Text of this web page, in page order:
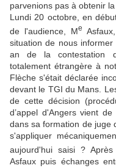
parvenions pas à obtenir
Lundi 20 octobre, en
de l'audience, Me
situation de nous
an de la contestation
totalement étrangère à
Flèche s'était déclarée
devant le TGI du Mans.
de cette décision
d’appel d'Angers vient
dans sa formation de juge
s'appliquer
aujourd'hui saisi ?
Asfaux puis échanges